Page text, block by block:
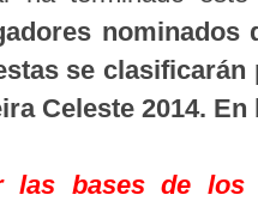
nominados
se clasificarán
Celeste 2014.
las bases de